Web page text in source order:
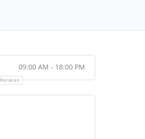
09:00 AM - 18:00 PM
Horaires